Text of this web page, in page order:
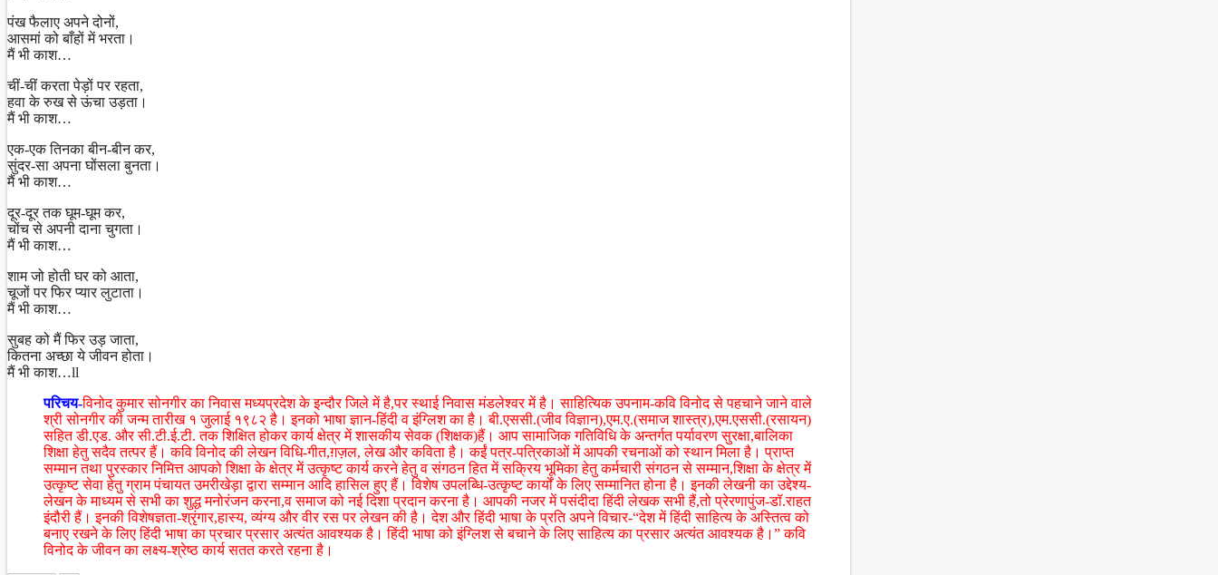
पंख फैलाए अपने दोनों,
आसमां को बाँहों में भरता।
मैं भी काश…
चीं-चीं करता पेड़ों पर रहता,
हवा के रुख से ऊंचा उड़ता।
मैं भी काश…
एक-एक तिनका बीन-बीन कर,
सुंदर-सा अपना घोंसला बुनता।
मैं भी काश…
दूर-दूर तक घूम-घूम कर,
चोंच से अपनी दाना चुगता।
मैं भी काश…
शाम जो होती घर को आता,
चूजों पर फिर प्यार लुटाता।
मैं भी काश…
सुबह को मैं फिर उड़ जाता,
कितना अच्छा ये जीवन होता।
मैं भी काश…ll
परिचय-विनोद कुमार सोनगीर का निवास मध्यप्रदेश के इन्दौर जिले में है,पर स्थाई निवास मंडलेश्वर में है। साहित्यिक उपनाम-कवि विनोद से पहचाने जाने वाले
श्री सोनगीर की जन्म तारीख १ जुलाई १९८२ है। इनको भाषा ज्ञान-हिंदी व इंग्लिश का है। बी.एससी.(जीव विज्ञान),एम.ए.(समाज शास्त्र),एम.एससी.(रसायन)
सहित डी.एड. और सी.टी.ई.टी. तक शिक्षित होकर कार्य क्षेत्र में शासकीय सेवक (शिक्षक)हैं। आप सामाजिक गतिविधि के अन्तर्गत पर्यावरण सुरक्षा,बालिका
शिक्षा हेतु सदैव तत्पर हैं। कवि विनोद की लेखन विधि-गीत,ग़ज़ल, लेख और कविता है। कईं पत्र-पत्रिकाओं में आपकी रचनाओं को स्थान मिला है। प्राप्त
सम्मान तथा पुरस्कार निमित्त आपको शिक्षा के क्षेत्र में उत्कृष्ट कार्य करने हेतु व संगठन हित में सक्रिय भूमिका हेतु कर्मचारी संगठन से सम्मान,शिक्षा के क्षेत्र में
उत्कृष्ट सेवा हेतु ग्राम पंचायत उमरीखेड़ा द्वारा सम्मान आदि हासिल हुए हैं। विशेष उपलब्धि-उत्कृष्ट कार्यों के लिए सम्मानित होना है। इनकी लेखनी का उद्देश्य-
लेखन के माध्यम से सभी का शुद्ध मनोरंजन करना,व समाज को नई दिशा प्रदान करना है। आपकी नजर में पसंदीदा हिंदी लेखक सभी हैं,तो प्रेरणापुंज-डॉ.राहत
इंदौरी हैं। इनकी विशेषज्ञता-श्रृंगार,हास्य, व्यंग्य और वीर रस पर लेखन की है। देश और हिंदी भाषा के प्रति अपने विचार-“देश में हिंदी साहित्य के अस्तित्व को
बनाए रखने के लिए हिंदी भाषा का प्रचार प्रसार अत्यंत आवश्यक है। हिंदी भाषा को इंग्लिश से बचाने के लिए साहित्य का प्रसार अत्यंत आवश्यक है।” कवि
विनोद के जीवन का लक्ष्य-श्रेष्ठ कार्य सतत करते रहना है।